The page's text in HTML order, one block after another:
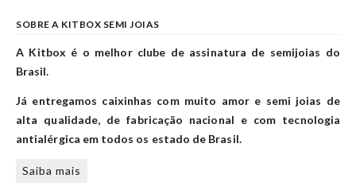
SOBRE A KITBOX SEMI JOIAS
A Kitbox é o melhor clube de assinatura de semijoias do
Brasil.
Já entregamos caixinhas com muito amor e semi joias de
alta qualidade, de fabricação nacional e com tecnologia
antialérgica em todos os estado de Brasil.
Saiba mais